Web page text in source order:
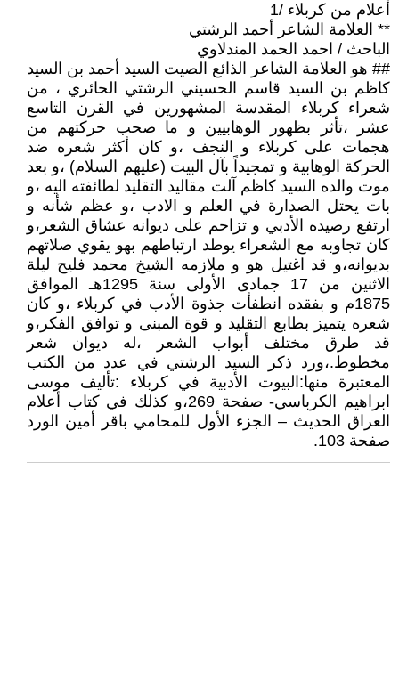
أعلام من كربلاء /1
** العلامة الشاعر أحمد الرشتي
الباحث / احمد الحمد المندلاوي
## هو العلامة الشاعر الذائع الصيت السيد أحمد بن السيد
كاظم بن السيد قاسم الحسيني الرشتي الحائري ، من
شعراء كربلاء المقدسة المشهورين في القرن التاسع
عشر ،تأثر بظهور الوهابيين و ما صحب حركتهم من
هجمات على كربلاء و النجف ،و كان أكثر شعره ضد
الحركة الوهابية و تمجيداً بآل البيت (عليهم السلام) ،و بعد
موت والده السيد كاظم آلت مقاليد التقليد لطائفته اليه ،و
بات يحتل الصدارة في العلم و الادب ،و عظم شأنه و
ارتفع رصيده الأدبي و تزاحم على ديوانه عشاق الشعر،و
كان تجاوبه مع الشعراء يوطد ارتباطهم بهو يقوي صلاتهم
بديوانه،و قد اغتيل هو و ملازمه الشيخ محمد فليح ليلة
الاثنين من 17 جمادى الأولى سنة 1295هـ الموافق
1875م و بفقده انطفأت جذوة الأدب في كربلاء ،و كان
شعره يتميز بطابع التقليد و قوة المبنى و توافق الفكر،و
قد طرق مختلف أبواب الشعر ،له ديوان شعر
مخطوط.،ورد ذكر السيد الرشتي في عدد من الكتب
المعتبرة منها:البيوت الأدبية في كربلاء :تأليف موسى
ابراهيم الكرباسي- صفحة 269،و كذلك في كتاب أعلام
العراق الحديث – الجزء الأول للمحامي باقر أمين الورد
صفحة 103.